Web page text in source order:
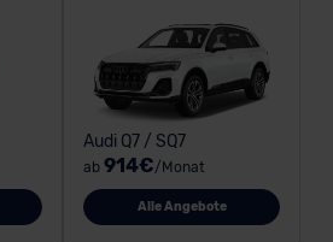
Audi Q7 / SQ7
ab 914€/Monat
Alle Angebote